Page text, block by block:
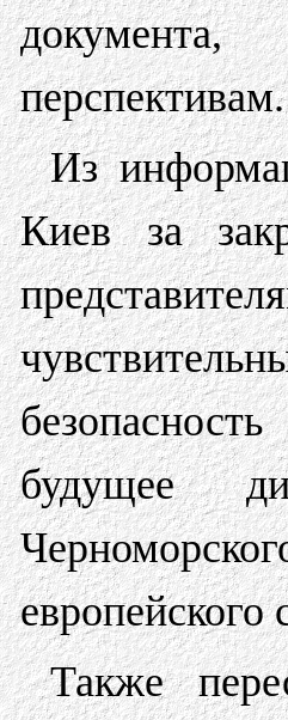
перспективам.
Из
Киев за
будущее
Также